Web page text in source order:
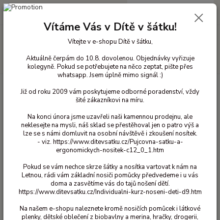
Hledat
+420 603 818 836
0 Kč
Triko Iobio - Natur 98/104
Triko Iobio - Natur 98/104
Vlněno hedvábní triko s krátkým rukávem
Vítáme Vás v Dítě v šátku!
Vítejte v e-shopu Dítě v šátku,
Aktuálně čerpám do 10.8. dovolenou. Objednávky vyřizuje
kolegyně. Pokud se potřebujete na něco zeptat, pište přes
whatsapp. Jsem úplně mimo signál :)
Již od roku 2009 vám poskytujeme odborné poradenství, vždy
šité zákazníkovi na míru.
Na konci února jsme uzavřeli naši kamennou prodejnu, ale
neklesejte na mysli, náš sklad se přestěhoval jen o patro výš a
lze se s námi domluvit na osobní návštěvě i zkoušení nosítek.
- viz. https://www.ditevsatku.cz/Pujcovna-satku-a-
ergonomickych-nositek-c12_0_1.htm
Pokud se vám nechce skrze šátky a nosítka vartovat k nám na
Letnou, rádi vám základní nosiči pomůcky předvedeme i u vás
doma a zasvětíme vás do tajů nošení dětí.
https://www.ditevsatku.cz/Individualni-kurz-noseni-deti-d9.htm
Na našem e-shopu naleznete kromě nosičích pomůcek i látkové
plenky, dětské oblečení z biobavlny a merina, hračky, drogerii,